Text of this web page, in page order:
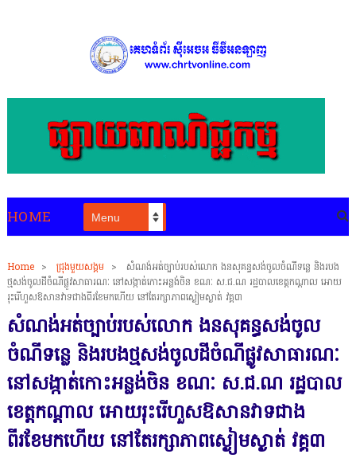
HOME
Home > ជ្រុងមួយសង្គម >
សំណង់អត់ច្បាប់របស់លោក ងនសុគន្ធសង់ចូលចំណីទន្លេ និងរបង
ថ្មសង់ចូលដីចំណីផ្លូវសាធារណៈ នៅសង្កាត់កោះអន្លង់ចិន ខណៈ ស.ជ.ណ រដ្ឋបាលខេត្តកណ្ដាល អោយ
រុះរើហួសឱសានវាទជាងពីរខែមកហើយ នៅតែរក្សាភាពស្ងៀមស្ងាត់ វគ្គ៣
សំណង់អត់ច្បាប់របស់លោក ងនសុគន្ធសង់ចូល
ចំណីទន្លេ និងរបងថ្មសង់ចូលដីចំណីផ្លូវសាធារណៈ
នៅសង្កាត់កោះអន្លង់ចិន ខណៈ ស.ជ.ណ រដ្ឋបាល
ខេត្តកណ្ដាល អោយរុះរើហួសឱសានវាទជាង
ពីរខែមកហើយ នៅតែរក្សាភាពស្ងៀមស្ងាត់ វគ្គ៣